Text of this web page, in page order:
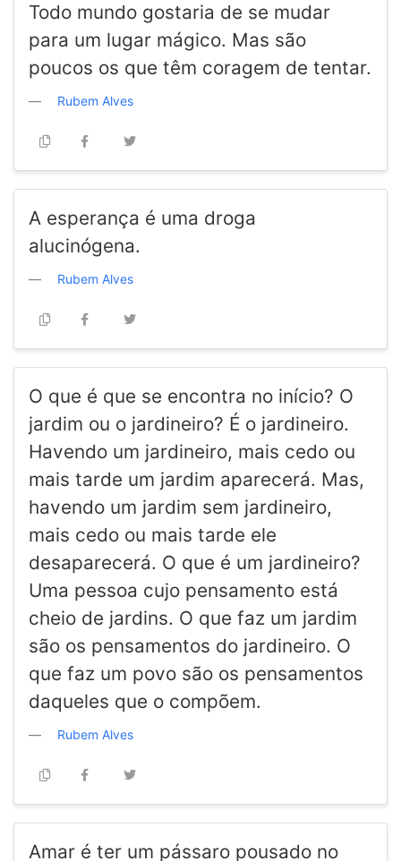
Todo mundo gostaria de se mudar
para um lugar mágico. Mas são
poucos os que têm coragem de tentar.
Rubem Alves
A esperança é uma droga
alucinógena.
Rubem Alves
O que é que se encontra no início? O
jardim ou o jardineiro? É o jardineiro.
Havendo um jardineiro, mais cedo ou
mais tarde um jardim aparecerá. Mas,
havendo um jardim sem jardineiro,
mais cedo ou mais tarde ele
desaparecerá. O que é um jardineiro?
Uma pessoa cujo pensamento está
cheio de jardins. O que faz um jardim
são os pensamentos do jardineiro. O
que faz um povo são os pensamentos
daqueles que o compõem.
Rubem Alves
Amar é ter um pássaro pousado no